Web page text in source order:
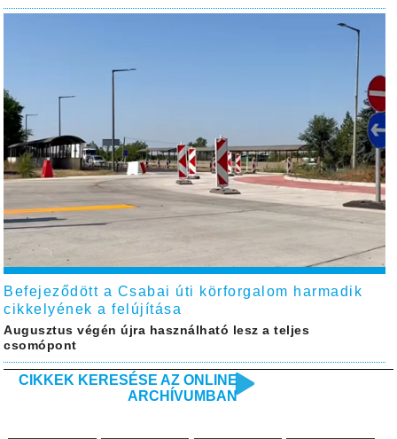
Befejeződött a Csabai úti körforgalom harmadik
cikkelyének a felújítása
Augusztus végén újra használható lesz a teljes
csomópont
CIKKEK KERESÉSE AZ ONLINE
ARCHÍVUMBAN